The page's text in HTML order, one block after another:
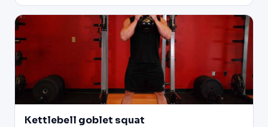
Kettlebell goblet squat